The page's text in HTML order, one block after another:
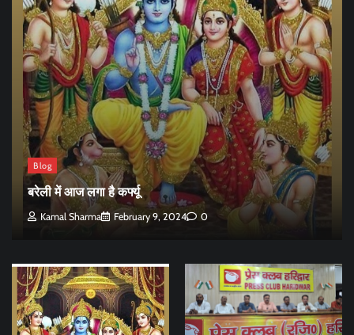
Blog
बरेली में आज लगा है कर्फ्यू
Kamal Sharma February 9, 2024 0